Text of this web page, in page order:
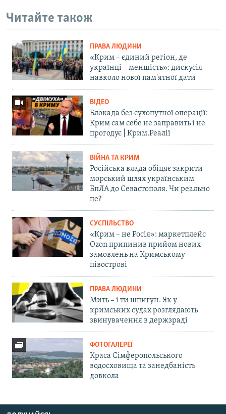
Читайте також
ПРАВА ЛЮДИНИ
«Крим – єдиний регіон, де
українці – меншість»: дискусія
навколо нової пам'ятної дати
ВІДЕО
Блокада без сухопутної операції:
Крим сам себе не заправить і не
прогодує | Крим.Реалії
ВІЙНА ТА КРИМ
Російська влада обіцяє закрити
морський шлях українським
БпЛА до Севастополя. Чи реально
це?
СУСПІЛЬСТВО
«Крим – не Росія»: маркетплейс
Ozon припинив прийом нових
замовлень на Кримському
півострові
ПРАВА ЛЮДИНИ
Мить – і ти шпигун. Як у
кримських судах розглядають
звинувачення в держзраді
ФОТОГАЛЕРЕЇ
Краса Сімферопольського
водосховища та занедбаність
довкола